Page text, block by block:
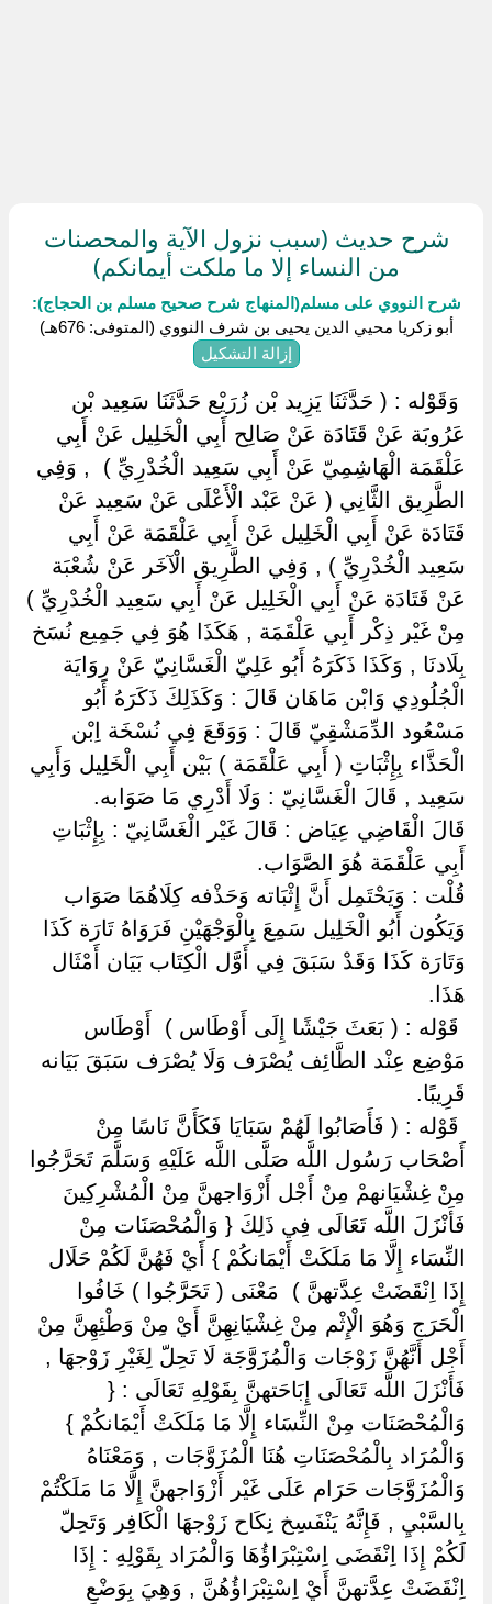
شرح حديث (سبب نزول الآية والمحصنات
من النساء إلا ما ملكت أيمانكم)
شرح النووي على مسلم(المنهاج شرح صحيح مسلم بن الحجاج):
أبو زكريا محيي الدين يحيى بن شرف النووي (المتوفى: 676هـ)
إزالة التشكيل
‏ ‏وَقَوْله : ( حَدَّثَنَا يَزِيد بْن زُرَيْع حَدَّثَنَا سَعِيد بْن
عَرُوبَة عَنْ قَتَادَة عَنْ صَالِح أَبِي الْخَلِيل عَنْ أَبِي
عَلْقَمَة الْهَاشِمِيّ عَنْ أَبِي سَعِيد الْخُدْرِيِّ ) ‏ ‏, وَفِي
الطَّرِيق الثَّانِي ( عَنْ عَبْد الْأَعْلَى عَنْ سَعِيد عَنْ
قَتَادَة عَنْ أَبِي الْخَلِيل عَنْ أَبِي عَلْقَمَة عَنْ أَبِي
سَعِيد الْخُدْرِيِّ ) , وَفِي الطَّرِيق الْآخَر عَنْ شُعْبَة
عَنْ قَتَادَة عَنْ أَبِي الْخَلِيل عَنْ أَبِي سَعِيد الْخُدْرِيِّ )
مِنْ غَيْر ذِكْر أَبِي عَلْقَمَة , هَكَذَا هُوَ فِي جَمِيع نُسَخ
بِلَادنَا , وَكَذَا ذَكَرَهُ أَبُو عَلِيّ الْغَسَّانِيّ عَنْ رِوَايَة
الْجُلُودِي وَابْن مَاهَان قَالَ : وَكَذَلِكَ ذَكَرَهُ أَبُو
مَسْعُود الدِّمَشْقِيّ قَالَ : وَوَقَعَ فِي نُسْخَة اِبْن
الْحَذَّاء بِإِثْبَاتِ ( أَبِي عَلْقَمَة ) بَيْن أَبِي الْخَلِيل وَأَبِي
سَعِيد , قَالَ الْغَسَّانِيّ : وَلَا أَدْرِي مَا صَوَابه.
قَالَ الْقَاضِي عِيَاض : قَالَ غَيْر الْغَسَّانِيّ : بِإِثْبَاتِ
أَبِي عَلْقَمَة هُوَ الصَّوَاب.
قُلْت : وَيَحْتَمِل أَنَّ إِثْبَاته وَحَذْفه كِلَاهُمَا صَوَاب
وَيَكُون أَبُو الْخَلِيل سَمِعَ بِالْوَجْهَيْنِ فَرَوَاهُ تَارَة كَذَا
وَتَارَة كَذَا وَقَدْ سَبَقَ فِي أَوَّل الْكِتَاب بَيَان أَمْثَال
هَذَا.
‏ ‏قَوْله : ( بَعَثَ جَيْشًا إِلَى أَوْطَاس ) ‏ ‏أَوْطَاس
مَوْضِع عِنْد الطَّائِف يُصْرَف وَلَا يُصْرَف سَبَقَ بَيَانه
قَرِيبًا.
‏ ‏قَوْله : ( فَأَصَابُوا لَهُمْ سَبَايَا فَكَأَنَّ نَاسًا مِنْ
أَصْحَاب رَسُول اللَّه صَلَّى اللَّه عَلَيْهِ وَسَلَّمَ تَحَرَّجُوا
مِنْ غِشْيَانهمْ مِنْ أَجْل أَزْوَاجهنَّ مِنْ الْمُشْرِكِينَ
فَأَنْزَلَ اللَّه تَعَالَى فِي ذَلِكَ { وَالْمُحْصَنَات مِنْ
النِّسَاء إِلَّا مَا مَلَكَتْ أَيْمَانكُمْ } أَيْ فَهُنَّ لَكُمْ حَلَال
إِذَا اِنْقَضَتْ عِدَّتهنَّ ) ‏ ‏مَعْنَى ( تَحَرَّجُوا ) خَافُوا
الْحَرَج وَهُوَ الْإِثْم مِنْ غِشْيَانِهِنَّ أَيْ مِنْ وَطْئِهِنَّ مِنْ
أَجْل أَنَّهُنَّ زَوْجَات وَالْمُزَوَّجَة لَا تَحِلّ لِغَيْرِ زَوْجهَا ,
فَأَنْزَلَ اللَّه تَعَالَى إِبَاحَتهنَّ بِقَوْلِهِ تَعَالَى : {
وَالْمُحْصَنَات مِنْ النِّسَاء إِلَّا مَا مَلَكَتْ أَيْمَانكُمْ }
وَالْمُرَاد بِالْمُحْصَنَاتِ هُنَا الْمُزَوَّجَات , وَمَعْنَاهُ
وَالْمُزَوَّجَات حَرَام عَلَى غَيْر أَزْوَاجهنَّ إِلَّا مَا مَلَكْتُمْ
بِالسَّبْيِ , فَإِنَّهُ يَنْفَسِخ نِكَاح زَوْجهَا الْكَافِر وَتَحِلّ
لَكُمْ إِذَا اِنْقَضَى اِسْتِبْرَاؤُهَا وَالْمُرَاد بِقَوْلِهِ : إِذَا
اِنْقَضَتْ عِدَّتهنَّ أَيْ اِسْتِبْرَاؤُهُنَّ , وَهِيَ بِوَضْعِ